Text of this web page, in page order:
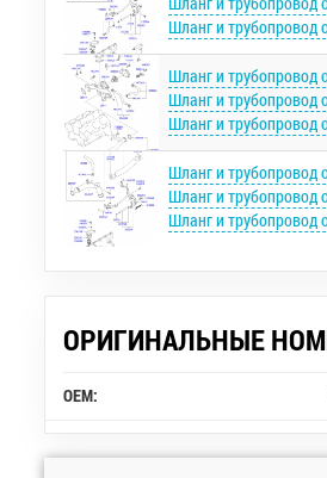
Шланг и
Шланг и
Шланг и
Шланг и
Шланг и
Шланг и
Шланг и
ОРИГИНАЛЬНЫЕ
OEM: